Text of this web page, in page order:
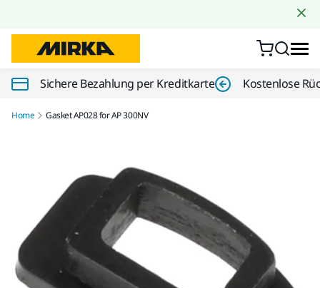
Sichere Bezahlung per Kreditkarte Kostenlose
Home Gasket AP028 for AP 300NV